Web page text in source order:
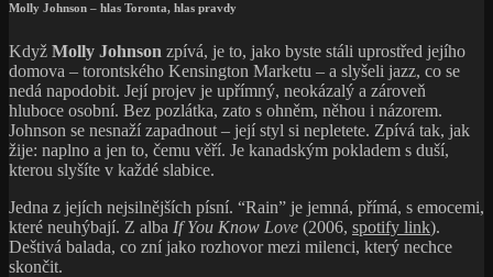
Molly Johnson – hlas Toronta, hlas pravdy
Když Molly Johnson zpívá, je to, jako byste stáli uprostřed jejího
domova – torontského Kensington Marketu – a slyšeli jazz, co se
nedá napodobit. Její projev je upřímný, neokázalý a zároveň
hluboce osobní. Bez pozlátka, zato s ohněm, něhou i názorem.
Johnson se nesnaží zapadnout – její styl si nepletete. Zpívá tak, jak
žije: naplno a jen to, čemu věří. Je kanadským pokladem s duší,
kterou slyšíte v každé slabice.
Jedna z jejích nejsilnějších písní. “Rain” je jemná, přímá, s emocemi,
které neuhýbají. Z alba If You Know Love (2006, spotify link).
Deštivá balada, co zní jako rozhovor mezi milenci, který nechce
skončit.